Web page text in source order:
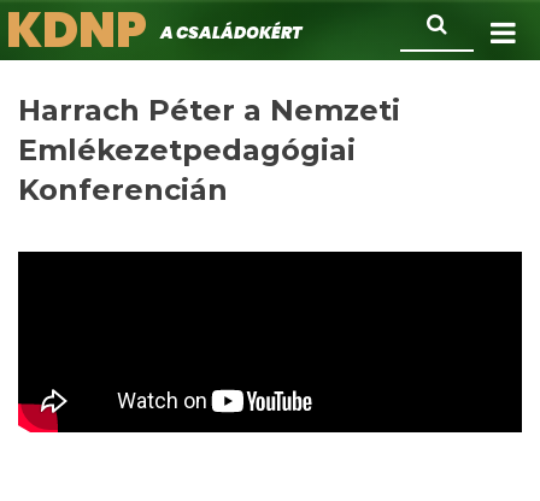
Ugrás
a
Keresés
KDNPA családokért.
Harrach Péter a Nemzeti
Emlékezetpedagógiai
Konferencián